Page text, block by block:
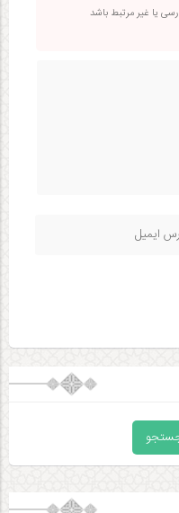
یا غیر مرتبط باشد